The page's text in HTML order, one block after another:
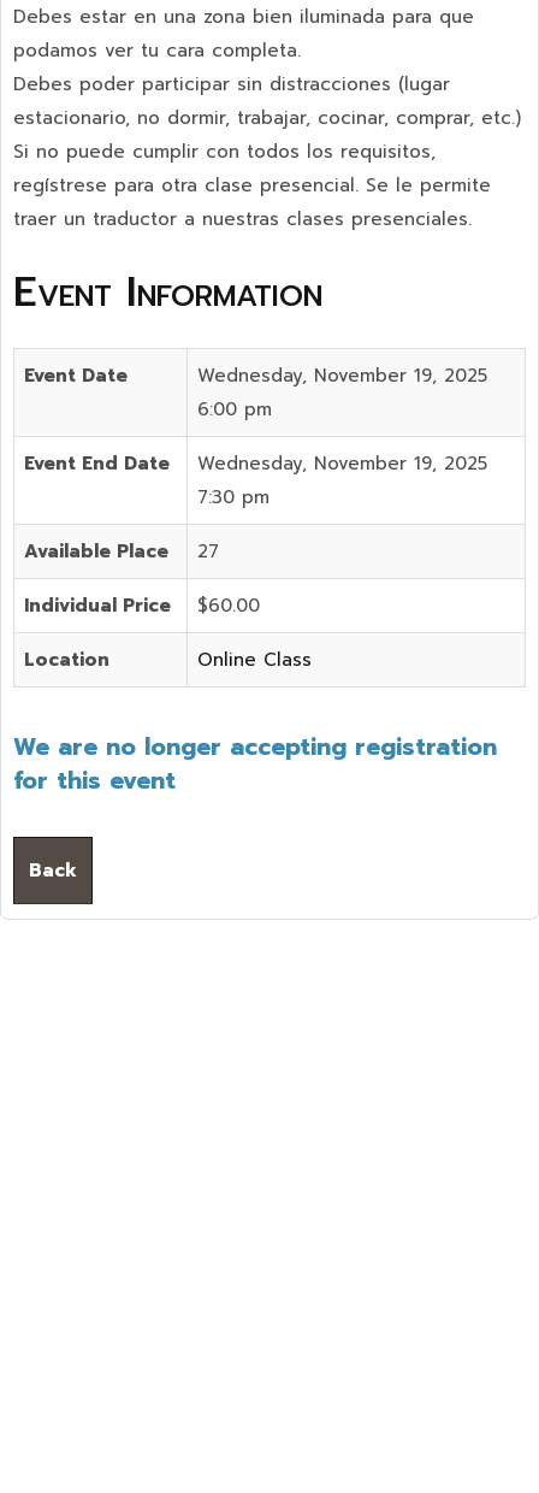
Debes estar en una zona bien iluminada para que
podamos ver tu cara completa.
Debes poder participar sin distracciones (lugar
estacionario, no dormir, trabajar, cocinar, comprar, etc.)
Si no puede cumplir con todos los requisitos,
regístrese para otra clase presencial. Se le permite
traer un traductor a nuestras clases presenciales.
Event Information
Event Date
Wednesday, November 19, 2025
6:00 pm
Event End Date
Wednesday, November 19, 2025
7:30 pm
Available Place 27
Individual Price $60.00
Location Online Class
We are no longer accepting registration
for this event
Back